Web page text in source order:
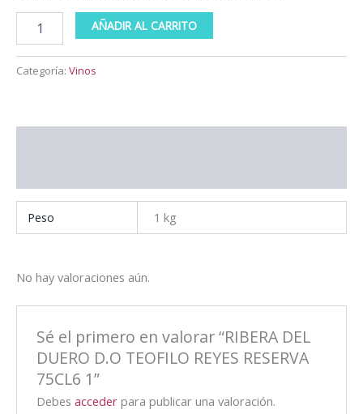
AÑADIR AL CARRITO
Categoría: Vinos
Peso 1 kg
No hay valoraciones aún.
Sé el primero en valorar “RIBERA DEL
DUERO D.O TEOFILO REYES RESERVA
75CL6 1”
Debesacceder para publicar una valoración.